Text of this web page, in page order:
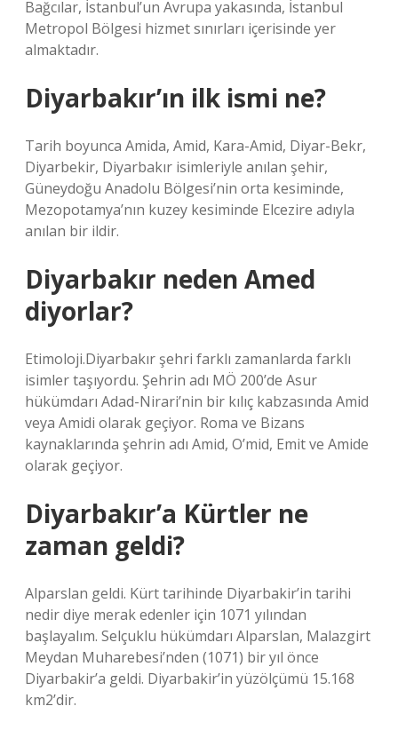
Bağcılar, İstanbul’un Avrupa yakasında, İstanbul
Metropol Bölgesi hizmet sınırları içerisinde yer
almaktadır.
Diyarbakır’ın ilk ismi ne?
Tarih boyunca Amida, Amid, Kara-Amid, Diyar-Bekr,
Diyarbekir, Diyarbakır isimleriyle anılan şehir,
Güneydoğu Anadolu Bölgesi’nin orta kesiminde,
Mezopotamya’nın kuzey kesiminde Elcezire adıyla
anılan bir ildir.
Diyarbakır neden Amed
diyorlar?
Etimoloji.Diyarbakır şehri farklı zamanlarda farklı
isimler taşıyordu. Şehrin adı MÖ 200’de Asur
hükümdarı Adad-Nirari’nin bir kılıç kabzasında Amid
veya Amidi olarak geçiyor. Roma ve Bizans
kaynaklarında şehrin adı Amid, O’mid, Emit ve Amide
olarak geçiyor.
Diyarbakır’a Kürtler ne
zaman geldi?
Alparslan geldi. Kürt tarihinde Diyarbakir’in tarihi
nedir diye merak edenler için 1071 yılından
başlayalım. Selçuklu hükümdarı Alparslan, Malazgirt
Meydan Muharebesi’nden (1071) bir yıl önce
Diyarbakir’a geldi. Diyarbakir’in yüzölçümü 15.168
km2’dir.